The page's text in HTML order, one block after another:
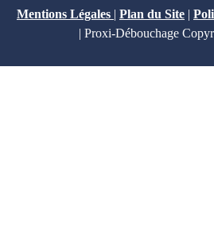
Mentions Légales | Plan du Site |
| Proxi-Débouchage